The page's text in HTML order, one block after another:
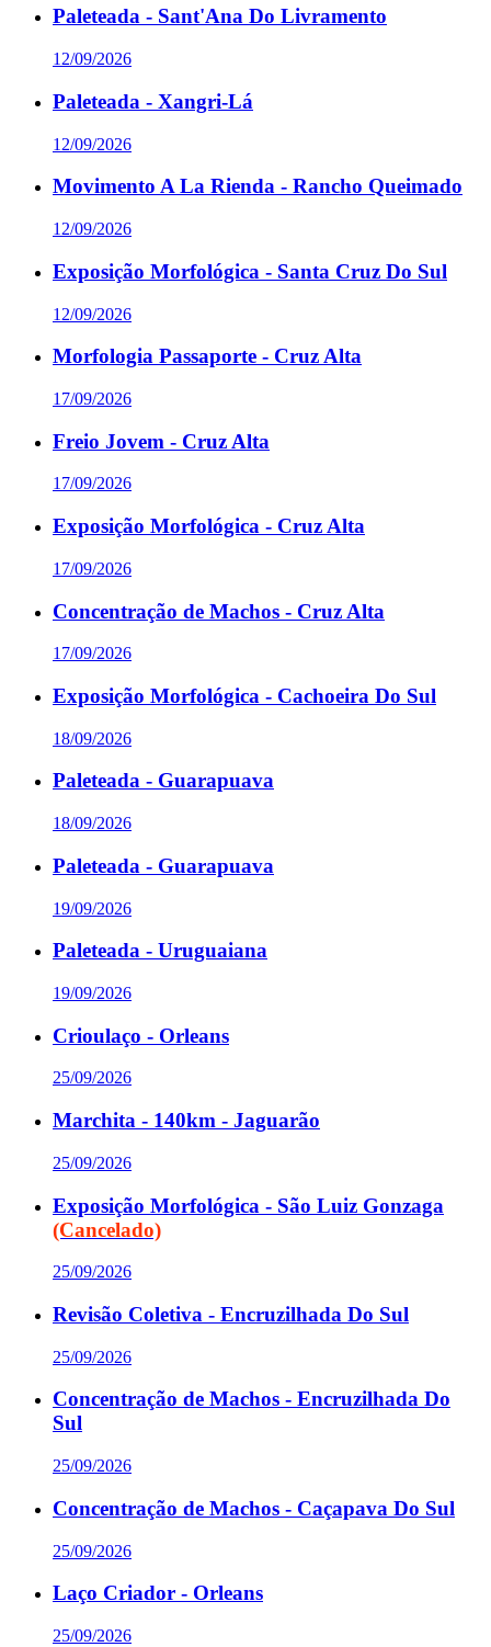
Paleteada - Sant'Ana Do Livramento
12/09/2026
Paleteada - Xangri-Lá
12/09/2026
Movimento A La Rienda - Rancho Queimado
12/09/2026
Exposição Morfológica - Santa Cruz Do Sul
12/09/2026
Morfologia Passaporte - Cruz Alta
17/09/2026
Freio Jovem - Cruz Alta
17/09/2026
Exposição Morfológica - Cruz Alta
17/09/2026
Concentração de Machos - Cruz Alta
17/09/2026
Exposição Morfológica - Cachoeira Do Sul
18/09/2026
Paleteada - Guarapuava
18/09/2026
Paleteada - Guarapuava
19/09/2026
Paleteada - Uruguaiana
19/09/2026
Crioulaço - Orleans
25/09/2026
Marchita - 140km - Jaguarão
25/09/2026
Exposição Morfológica - São Luiz Gonzaga
(Cancelado)
25/09/2026
Revisão Coletiva - Encruzilhada Do Sul
25/09/2026
Concentração de Machos - Encruzilhada Do
Sul
25/09/2026
Concentração de Machos - Caçapava Do Sul
25/09/2026
Laço Criador - Orleans
25/09/2026